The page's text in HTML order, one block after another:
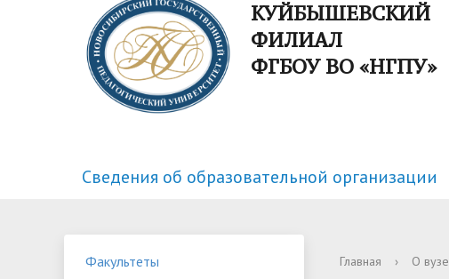
КУЙБЫШЕВСКИЙ
ФИЛИАЛ
ФГБОУ ВО «НГПУ»
Сведения об образовательной организации
Факультеты Структура
Спортивная жизнь Научная жизнь
Факультеты
Главная › О вузе